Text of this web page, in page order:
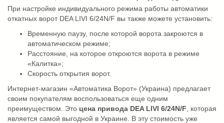
При настройке индивидуального режима работы автоматики
откатных ворот DEA LIVI 6/24N/F вы также можете установить:
Временную паузу, после которой ворота закроются в
автоматическом режиме;
Расстояние, на которое откроются ворота в режиме
«Калитка»;
Скорость открытия ворот.
Интернет-магазин «Автоматика Ворот» (Украина) предлагает
своим покупателям воспользоваться еще одним
преимуществом. Это цена привода DEA LIVI 6/24N/F , которая
является самой выгодной в Украине. В эту стоимость уже